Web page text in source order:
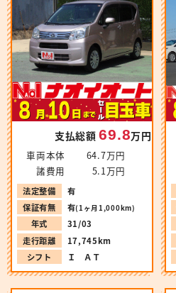
支払総額69.8万円
車両本体
64.7万円
諸費用
5.1万円
法定整備
有
保証有無
有(1ヶ月1,000km)
年式
31/03
走行距離
17,745km
シフト
Ｉ ＡＴ